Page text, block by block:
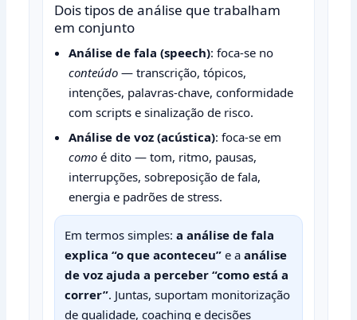
Dois tipos de análise que trabalham
em conjunto
Análise de fala (speech): foca-se no
conteúdo — transcrição, tópicos,
intenções, palavras‑chave, conformidade
com scripts e sinalização de risco.
Análise de voz (acústica): foca-se em
como é dito — tom, ritmo, pausas,
interrupções, sobreposição de fala,
energia e padrões de stress.
Em termos simples:a análise de fala
explica “o que aconteceu” e aanálise
de voz ajuda a perceber “como está a
correr”. Juntas, suportam monitorização
de qualidade, coaching e decisões